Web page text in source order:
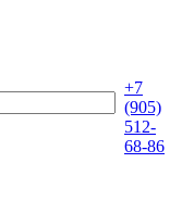
+7
(905)
512-
68-86